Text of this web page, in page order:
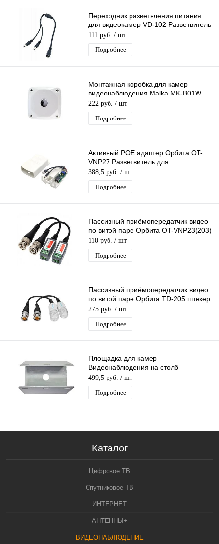
Переходник разветвления питания
для видеокамер VD-102 Разветвитель
питания на 2 штекера/1000
111 руб. / шт
Подробнее
Монтажная коробка для камер
видеонаблюдения Malka MK-B01W
распределительная для монтажа
видеокамер
222 руб. / шт
Подробнее
Активный POE адаптер Орбита OT-
VNP27 Разветвитель для
подключения IP-камер без POE вх 36-
57V-вых 12V
388,5 руб. / шт
Подробнее
Пассивный приёмопередатчик видео
по витой паре Орбита OT-VNP23(203)
штекер BNC - под винт до 600 м
110 руб. / шт
Подробнее
Пассивный приёмопередатчик видео
по витой паре Орбита TD-205 штекер
BNC - под push зажим до 305 м
275 руб. / шт
Подробнее
Площадка для камер
Видеонаблюдения на столб
универсальная MalkaTech PV1
499,5 руб. / шт
Подробнее
Каталог
Цифровое ТВ
Спутниковое ТВ
ИНТЕРНЕТ
АНТЕННЫ+
ВИДЕОНАБЛЮДЕНИЕ